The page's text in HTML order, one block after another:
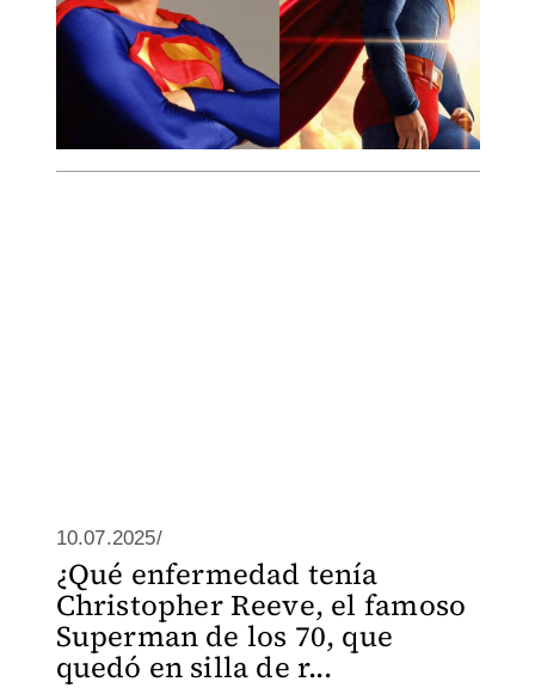
10.07.2025/
¿Qué enfermedad tenía
Christopher Reeve, el famoso
Superman de los 70, que
quedó en silla de r...